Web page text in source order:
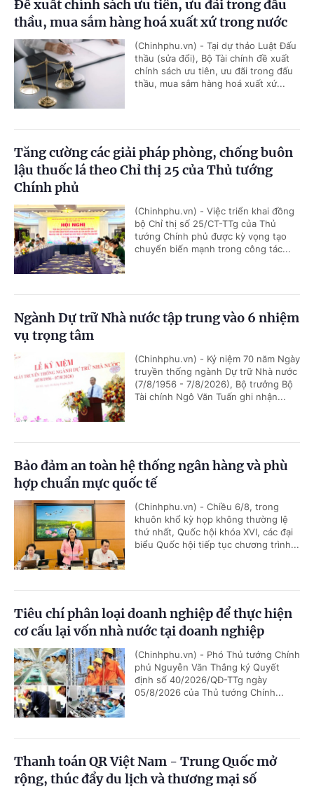
Đề xuất chính sách ưu tiên, ưu đãi trong đấu
thầu, mua sắm hàng hoá xuất xứ trong nước
(Chinhphu.vn) - Tại dự thảo Luật Đấu
thầu (sửa đổi), Bộ Tài chính đề xuất
chính sách ưu tiên, ưu đãi trong đấu
thầu, mua sắm hàng hoá xuất xứ...
Tăng cường các giải pháp phòng, chống buôn
lậu thuốc lá theo Chỉ thị 25 của Thủ tướng
Chính phủ
(Chinhphu.vn) - Việc triển khai đồng
bộ Chỉ thị số 25/CT-TTg của Thủ
tướng Chính phủ được kỳ vọng tạo
chuyển biến mạnh trong công tác...
Ngành Dự trữ Nhà nước tập trung vào 6 nhiệm
vụ trọng tâm
(Chinhphu.vn) - Kỷ niệm 70 năm Ngày
truyền thống ngành Dự trữ Nhà nước
(7/8/1956 - 7/8/2026), Bộ trưởng Bộ
Tài chính Ngô Văn Tuấn ghi nhận...
Bảo đảm an toàn hệ thống ngân hàng và phù
hợp chuẩn mực quốc tế
(Chinhphu.vn) - Chiều 6/8, trong
khuôn khổ kỳ họp không thường lệ
thứ nhất, Quốc hội khóa XVI, các đại
biểu Quốc hội tiếp tục chương trình...
Tiêu chí phân loại doanh nghiệp để thực hiện
cơ cấu lại vốn nhà nước tại doanh nghiệp
(Chinhphu.vn) - Phó Thủ tướng Chính
phủ Nguyễn Văn Thắng ký Quyết
định số 40/2026/QĐ-TTg ngày
05/8/2026 của Thủ tướng Chính...
Thanh toán QR Việt Nam - Trung Quốc mở
rộng, thúc đẩy du lịch và thương mại số